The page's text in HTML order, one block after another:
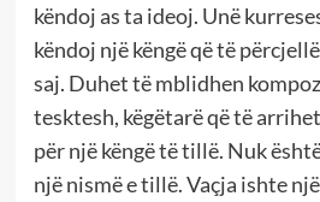
këndoj as ta ideoj. Unë
këndoj një këngë që të
saj. Duhet të mblidhen
tesktesh, këgëtarë që të
për një këngë të tillë. Nuk
një nismë e tillë. Vaçja ishte